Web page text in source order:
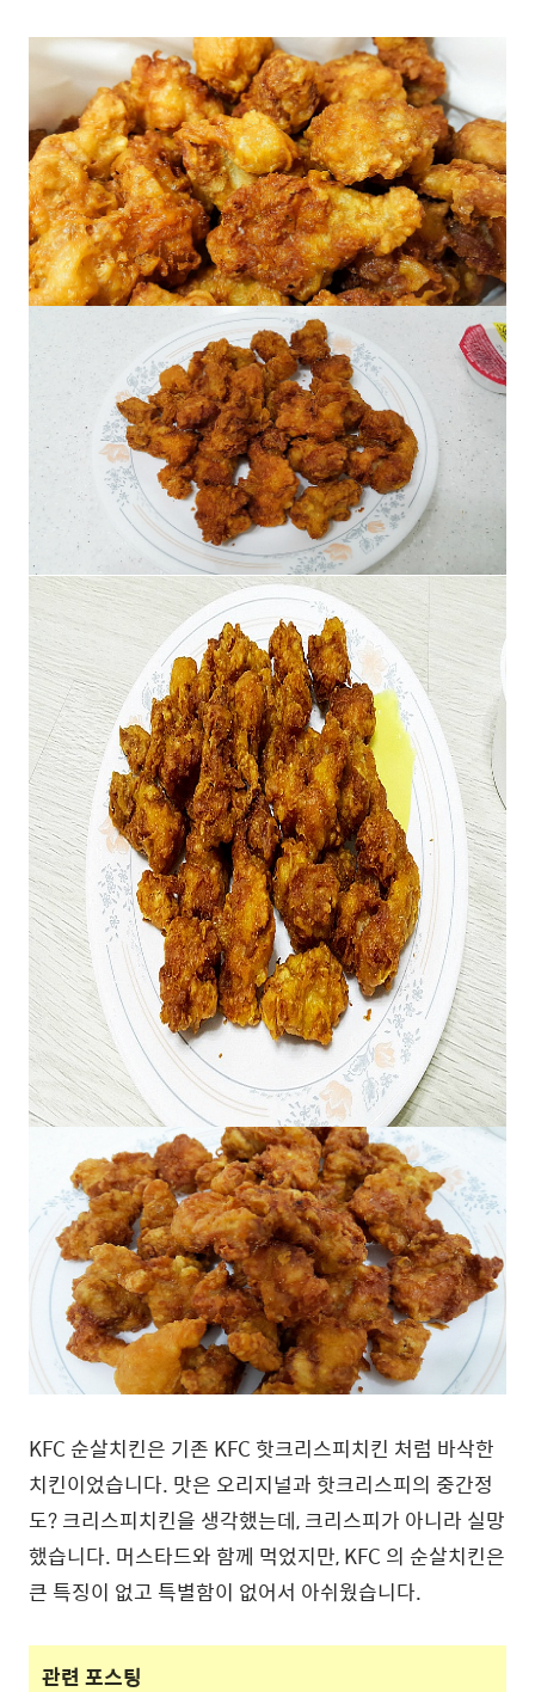
KFC 순살치킨은 기존 KFC 핫크리스피치킨 처럼 바삭한
치킨이었습니다. 맛은 오리지널과 핫크리스피의 중간정
도? 크리스피치킨을 생각했는데, 크리스피가 아니라 실망
했습니다. 머스타드와 함께 먹었지만, KFC 의 순살치킨은
큰 특징이 없고 특별함이 없어서 아쉬웠습니다.
관련 포스팅